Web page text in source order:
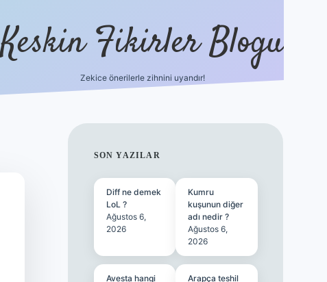
Keskin Fikirler Blogu
Zekice önerilerle zihnini uyandır!
SIDEBAR
SON YAZILAR
Diff ne demek
LoL ?
Ağustos 6,
2026
Kumru
kuşunun diğer
adı nedir ?
Ağustos 6,
2026
Avesta hangi
Arapça teshil